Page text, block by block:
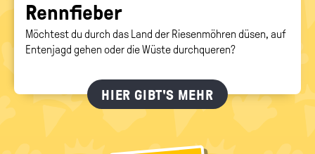
Renn­fie­ber
Möchtest du durch das Land der Riesenmöhren düsen, auf
Entenjagd gehen oder die Wüste durchqueren?
HIER GIBT'S MEHR